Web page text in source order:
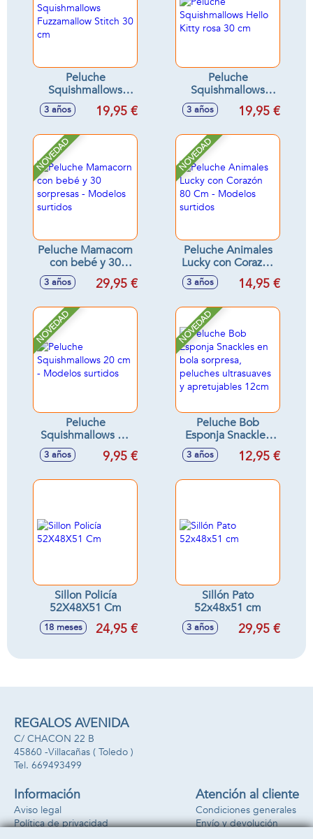
Peluche
Squishmallows
Fuzzamallow Stitch
30 cm
3 años 19,95 €
Peluche
Squishmallows
Hello Kitty rosa 30
3 años 19,95 €
NOVEDAD
Peluche Mamacorn
con bebé y 30
sorpresas -
Modelos surtidos
3 años 29,95 €
NOVEDAD
Peluche Animales
Lucky con Corazón
80 Cm - Modelos
surtidos
3 años 14,95 €
NOVEDAD
Peluche
Squishmallows 20
cm - Modelos
surtidos
3 años 9,95 €
NOVEDAD
Peluche Bob
Esponja Snackles
en bola sorpresa,
peluches
apretujables 12cm
3 años 12,95 €
Sillon Policía
52X48X51 Cm
18 meses 24,95 €
Sillón Pato
52x48x51 cm
3 años 29,95 €
REGALOS AVENIDA
C/ CHACON 22 B
45860 -Villacañas ( Toledo )
669493499
Información
Aviso legal
Política de privacidad
Atención al cliente
Condiciones generales
Envío y devolución